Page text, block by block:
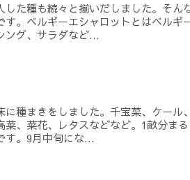
た種も続々と揃いだしました。そん
。ベルギーエシャロットとはベルギ
ング、サラダなど...
種まきをしました。千宝菜、ケール
、菜花、レタスなどなど。1畝分ま
す。9月中旬にな...